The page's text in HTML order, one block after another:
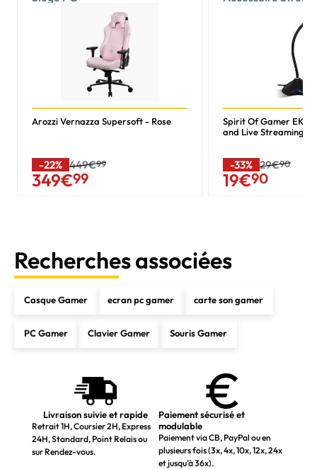
Arozzi Vernazza Supersoft - Rose
-22% 449€99
349€99
Spirit Of Gamer
and Live Streaming
-33% 29€90
19€90
Recherches associées
Casque Gamer ecran pc gamer carte son gamer
PC Gamer Clavier Gamer Souris Gamer
Livraison suivie et rapide
Retrait 1H, Coursier 2H, Express
24H, Standard, Point Relais ou
sur Rendez-vous.
Paiement sécurisé et
modulable
Paiement via CB, PayPal ou en
plusieurs fois (3x, 4x, 10x, 12x, 24x
et jusqu’à 36x).